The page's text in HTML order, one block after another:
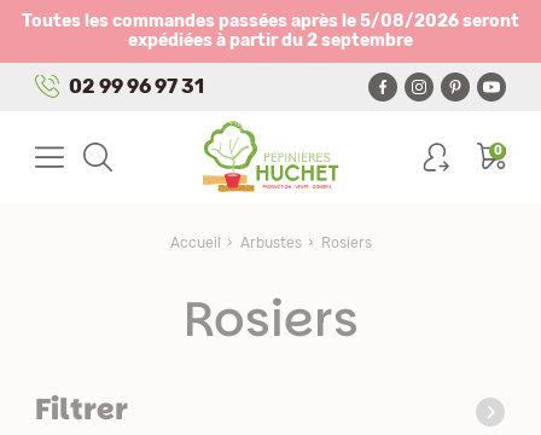
Toutes les commandes passées après le 5/08/2026 seront
expédiées à partir du 2 septembre
02 99 96 97 31
0
Accueil Arbustes Rosiers
Rosiers
Filtrer
Panneau de gestion des cookies